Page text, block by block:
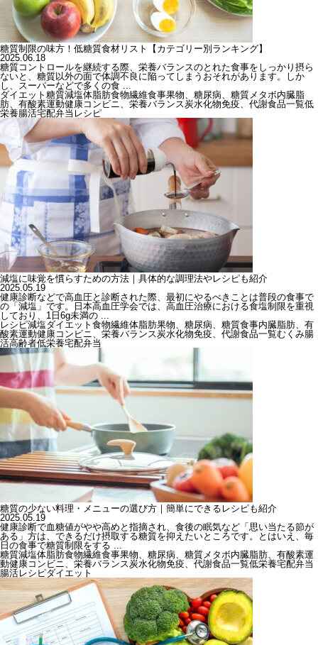
糖質制限の味方！低糖質食材リスト【カテゴリー別ランキング】
2025.06.18
糖質コントロールを継続する際、栄養バランスのとれた食事をしっかり摂ら
ないと、糖質以外の面で体調不良に陥ってしまうおそれがあります。しか
し、スーパーなどで多くの食 ...
ダイエット 糖質減塩体脂肪食物繊維食事果物、糖尿病、糖質メタボ内臓脂
肪、有酸素運動健康コンビニ、栄養バランス炭水化物免疫、代謝食品一覧低
栄養腸活宅配弁当 レシピ
減塩に味覚を慣らすための方法｜具体的な調理法やレシピも紹介
2025.05.19
健康診断などで高血圧と診断された際、最初にやるべきことは普段の食事で
の「減塩」です。日本高血圧学会では、高血圧治療における食塩制限を重視
しており、1日6g未満の ...
レシピ減塩ダイエット 食物繊維体脂肪果物、糖尿病、糖質食事内臓脂肪、有
酸素運動健康コンビニ、栄養バランス炭水化物免疫、代謝食品一覧むくみ腸
活高齢者低栄養宅配弁当
糖質の少ない料理・メニューの選び方｜簡単にできるレシピも紹介
2025.05.19
健康診断で血糖値がやや高めと指摘され、食後の眠気など「思い当たる節が
ある」方は、できるだけ摂取する糖質を抑えたいところです。とはいえ、毎
日の食事で糖質制限をする ...
糖質減塩体脂肪食物繊維食事果物、糖尿病、糖質メタボ内臓脂肪、有酸素運
動健康コンビニ、栄養バランス炭水化物免疫、代謝食品一覧低栄養宅配弁当
腸活レシピダイエット